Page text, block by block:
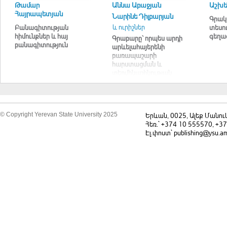
Թամար
Հայրապետյան
Բանագիտության
հիմունքներ և հայ
բանագիտություն
Աննա Աբաջյան
Նարինե Դիլբարյան
և ուրիշներ
Գրաբարը՝ որպես արդի
արևելահայերենի
բառապաշարի
հարստացման և
աղբյուր
© Copyright Yerevan State University 2025
Երևան, 0025, Ալեք
Հեռ.` +374 10 555570,
Էլ.փոստ`